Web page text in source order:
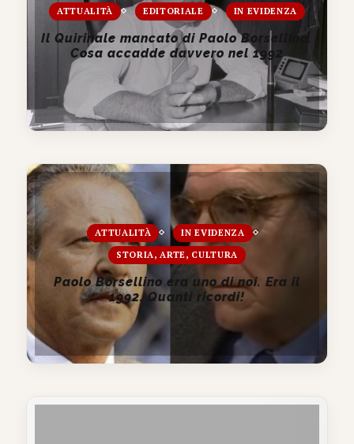
ATTUALITÀ EDITORIALE IN EVIDENZA
Il Quirinale mancato di Paolo Borsellino.
Cosa accadde davvero nel 1992
ATTUALITÀ
IN EVIDENZA
STORIA, ARTE, CULTURA
Paolo Borsellino era uno di noi. Era il
1992. Quanti ricordi!